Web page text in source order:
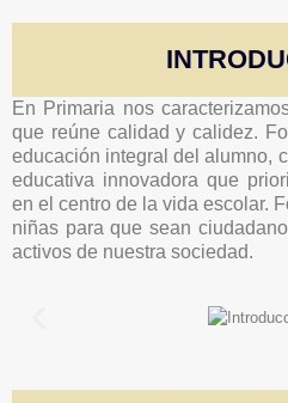
En Primaria nos
que reúne calidad y calidez.
educación integral del alumno,
educativa innovadora que
en el centro de la vida escolar.
niñas para que sean
activos de nuestra sociedad.